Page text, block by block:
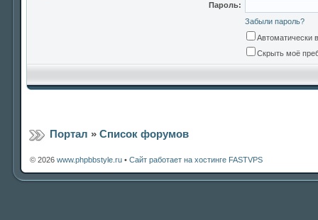
Пароль:
Забыли пароль?
Автоматически
Скрыть моё
Портал »Список форумов
© 2026 www.phpbbstyle.ru • Сайт работает на хостинге FASTVPS